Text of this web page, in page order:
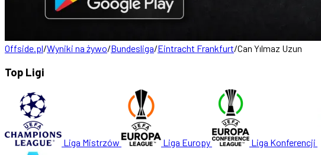
Offside.pl/Wyniki na żywo/Bundesliga/Eintracht Frankfurt/Can Yılmaz Uzun
Top Ligi
Liga Mistrzów Liga Europy Liga Konferencji